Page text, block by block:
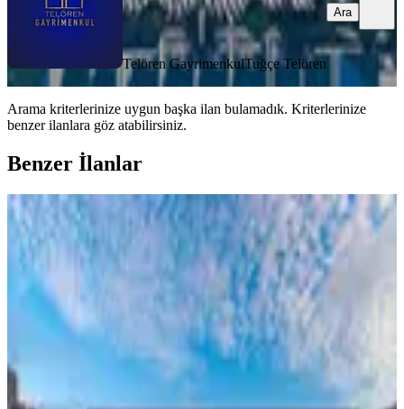
Telören GayrimenkulTuğçe Telören
Ara
Arama kriterlerinize uygun başka ilan bulamadık. Kriterlerinize
benzer ilanlara göz atabilirsiniz.
Benzer İlanlar
MANZARALI
İskele Yeni Erenköy Bölgesi'nde Taksit
İmkânlı Deniz Manzaralı Tatil Evleri
İskele, Zeybekköy Köyü
70 m² · ·13.06.2026